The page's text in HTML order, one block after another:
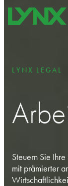
Zum Hauptinhalt
LYNX LEGAL
Steuern Sie
mit prämierter